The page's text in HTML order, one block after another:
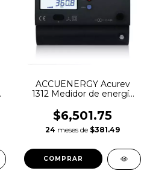
ACCUENERGY Acurev
1312 Medidor de energía
$6,501.75
24 meses de $381.49